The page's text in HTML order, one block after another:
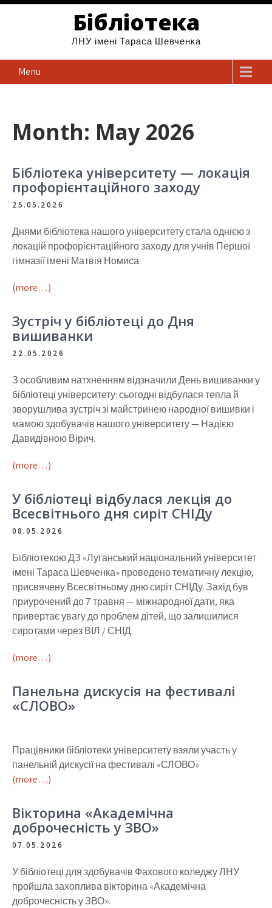
Бібліотека
ЛНУ імені Тараса Шевченка
Menu
Month: May 2026
Бібліотека університету — локація
профорієнтаційного заходу
25.05.2026
Днями бібліотека нашого університету стала однією з
локацій профорієнтаційного заходу для учнів Першої
гімназії імені Матвія Номиса.
(more…)
Зустріч у бібліотеці до Дня
вишиванки
22.05.2026
З особливим натхненням відзначили День вишиванки у
бібліотеці університету: сьогодні відбулася тепла й
зворушлива зустріч зі майстринею народної вишивки і
мамою здобувачів нашого університету — Надією
Давидівною Вірич.
(more…)
У бібліотеці відбулася лекція до
Всесвітнього дня сиріт СНІДу
08.05.2026
Бібліотекою ДЗ «Луганський національний університет
імені Тараса Шевченка» проведено тематичну лекцію,
присвячену Всесвітньому дню сиріт СНІДу. Захід був
приурочений до 7 травня — міжнародної дати, яка
привертає увагу до проблем дітей, що залишилися
сиротами через ВІЛ / СНІД.
(more…)
Панельна дискусія на фестивалі
«СЛОВО»
Працівники бібліотеки університету взяли участь у
панельній дискусії на фестивалі «СЛОВО»
(more…)
Вікторина «Академічна
доброчесність у ЗВО»
07.05.2026
У бібліотеці для здобувачів Фахового коледжу ЛНУ
пройшла захоплива вікторина «Академічна
доброчесність у ЗВО».